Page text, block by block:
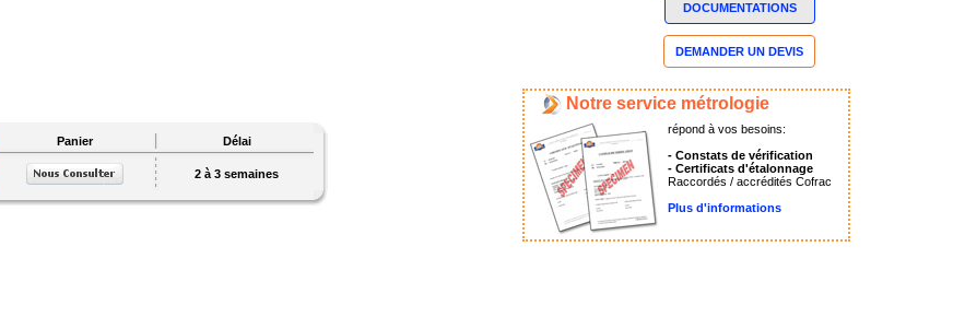
DOCUMENTATIONS
DEMANDER UN DEVIS
Notre service métrologie
répond à vos besoins:
- Constats de vérification
- Certificats d'étalonnage
Raccordés / accrédités Cofrac
Plus d'informations
Panier Délai
2 à 3 semaines